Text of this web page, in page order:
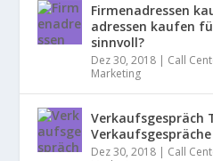
Firmenadressen
adressen kaufen
sinnvoll?
Dez 30, 2018 | Call
Marketing
Verkaufsgespräch
Dez 30, 2018 | Call